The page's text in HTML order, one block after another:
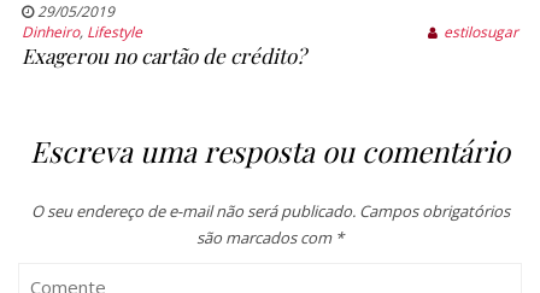
29/05/2019
Dinheiro, Lifestyle estilosugar
Exagerou no cartão de crédito?
Escreva uma resposta ou comentário
O seu endereço de e-mail não será publicado. Campos obrigatórios
são marcados com *